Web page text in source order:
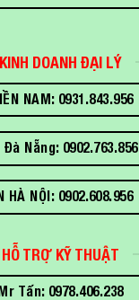
KINH DOANH ĐẠI LÝ
NAM: 0931.843.956
Đà Nẵng: 0902.763.856
HÀ NỘI: 0902.608.956
HỖ TRỢ KỸ THUẬT
Tấn: 0978.406.238